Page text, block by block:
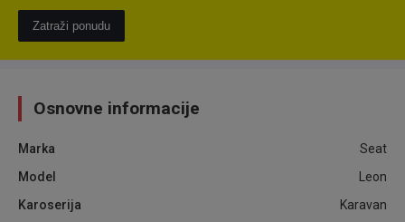
Zatraži ponudu
Osnovne informacije
Marka
Seat
Model
Leon
Karoserija
Karavan